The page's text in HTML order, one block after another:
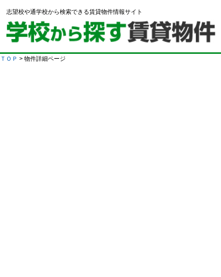
志望校や通学校から検索できる賃貸物件情報サイト
ＴＯＰ > 物件詳細ページ